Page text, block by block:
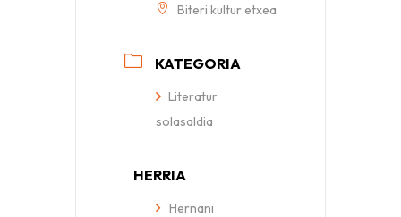
Biteri kultur etxea
KATEGORIA
Literatur
solasaldia
HERRIA
Hernani